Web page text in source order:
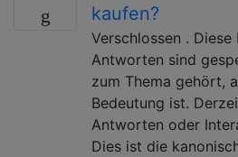
kaufen?
Verschlossen .
Antworten sind
zum Thema gehört,
Bedeutung ist.
Antworten oder
Dies ist die